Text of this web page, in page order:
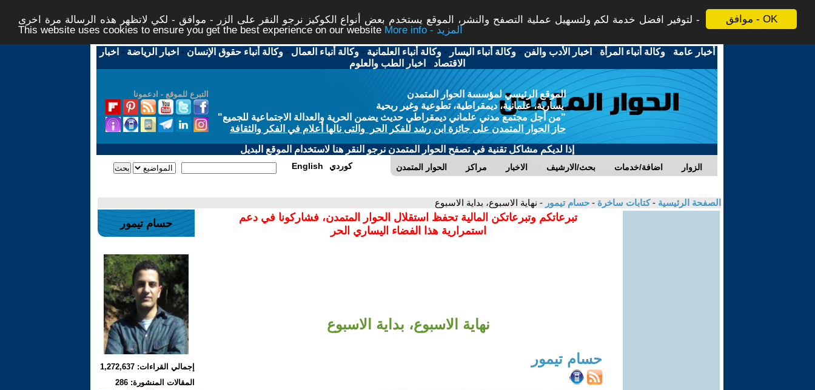
موافق - OK
لتوفير افضل خدمة لكم ولتسهيل عملية التصفح والنشر، الموقع يستخدم بعض أنواع الكوكيز نرجو النقر على الزر - موافق - لكي لاتظهر هذه الرسالة مرة اخرى -
This website uses cookies to ensure you get the best experience on our website
More info - المزيد
أخبار عامة -وكالة أنباء المرأة - اخبار الأدب والفن -وكالة أنباء اليسار -وكالة أنباء العلمانية -وكالة أنباء العمال -وكالة أنباء حقوق الإنسان - اخبار الرياضة - اخبار
الاقتصاد - اخبار الطب والعلوم
التبرع للموقع - ادعمونا
الموقع الرئيسي لمؤسسة الحوار المتمدن
يسارية، علمانية، ديمقراطية، تطوعية وغير ربحية
"من أجل مجتمع مدني علماني ديمقراطي حديث يضمن الحرية والعدالة الاجتماعية للجميع"
حاز الحوار المتمدن على جائزة ابن رشد للفكر الحر والتى نالها أعلام في الفكر والثقافة
إذا لديكم مشاكل تقنية في تصفح الحوار المتمدن نرجو النقر هنا لاستخدام الموقع البديل
الحوار المتمدن مراكز الاخبار بحث/الارشيف اضافة/خدمات الزوار English كوردي
الصفحة الرئيسية -كتابات ساخرة - حسام تيمور - نهاية الاسبوع، بداية الاسبوع
تبرعاتكم وتبرعاتكن المالية تحفظ استقلال الحوار المتمدن، فشاركونا في دعم
استمرارية هذا الفضاء اليساري الحر
نهاية الاسبوع، بداية الاسبوع
حسام تيمور
حسام تيمور
إجمالي القراءات: 1,272,637
المقالات المنشورة: 286